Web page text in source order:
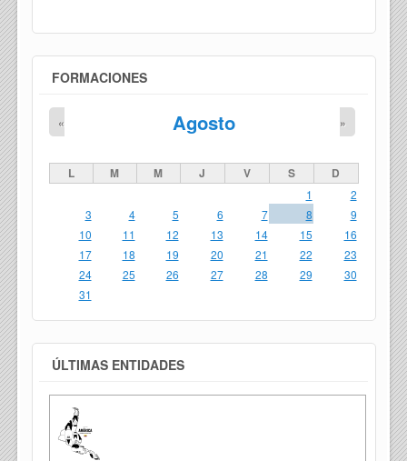
FORMACIONES
Agosto
« »
L M M J V S D
1
2
3
4 5 6 7 8
9
10
11 12 13 14 15
16
17
18 19 20 21 22
23
24
25 26 27 28 29
30
31
ÚLTIMAS ENTIDADES